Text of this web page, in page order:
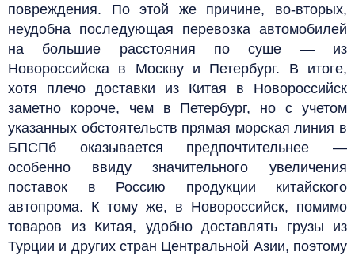
повреждения. По этой же причине, во-вторых,
неудобна последующая перевозка автомобилей
на большие расстояния по суше — из
Новороссийска в Москву и Петербург. В итоге,
хотя плечо доставки из Китая в Новороссийск
заметно короче, чем в Петербург, но с учетом
указанных обстоятельств прямая морская линия в
БПСПб оказывается предпочтительнее —
особенно ввиду значительного увеличения
поставок в Россию продукции китайского
автопрома. К тому же, в Новороссийск, помимо
товаров из Китая, удобно доставлять грузы из
Турции и других стран Центральной Азии, поэтому